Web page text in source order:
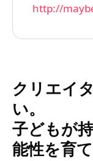
http://
クリエイ
い。
子どもが
能性を育て